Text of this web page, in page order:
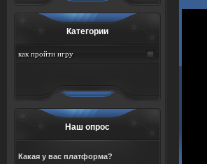
Категории
как пройти игру
Наш опрос
Какая у вас платформа?